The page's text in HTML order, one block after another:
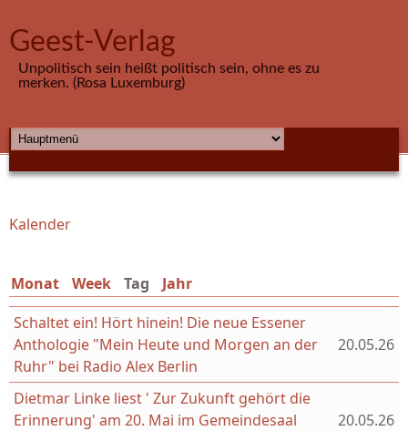
Geest-Verlag
Unpolitisch sein heißt politisch sein, ohne es zu
merken. (Rosa Luxemburg)
HAUPTMENÜ
Sie sind hier
Kalender
Monat Week Tag (aktiver Reiter)
Jahr
Schaltet ein! Hört hinein! Die neue Essener
Anthologie "Mein Heute und Morgen an der
Ruhr" bei Radio Alex Berlin
20.05.26
Dietmar Linke liest ' Zur Zukunft gehört die
Erinnerung' am 20. Mai im Gemeindesaal
20.05.26